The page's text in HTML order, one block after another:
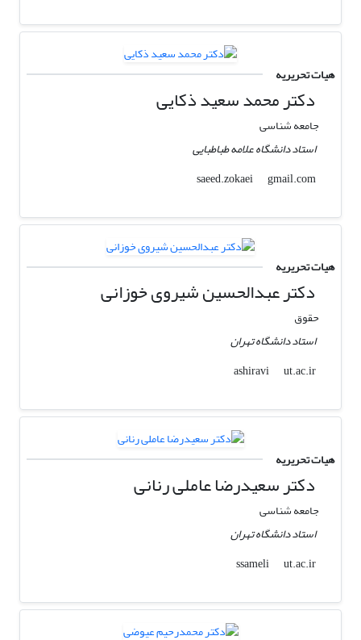
هیات تحریریه
دکتر محمد سعید ذکایی
جامعه شناسی
استاد دانشگاه علامه طباطبایی
saeed.zokaei
gmail.com
هیات تحریریه
دکتر عبدالحسین شیروی خوزانی
حقوق
استاد دانشگاه تهران
ashiravi
ut.ac.ir
هیات تحریریه
دکتر سعیدرضا عاملی رنانی
جامعه شناسی
استاد دانشگاه تهران
ssameli
ut.ac.ir